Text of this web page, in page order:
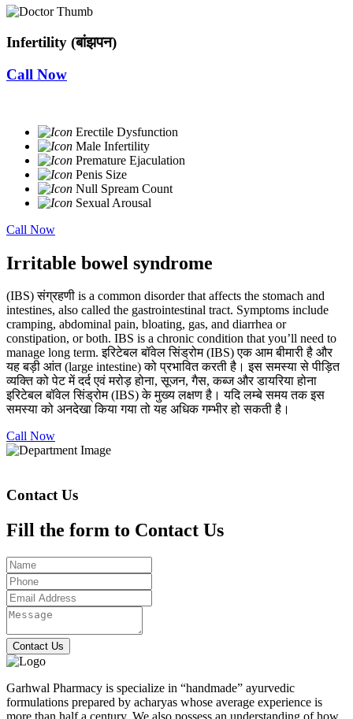
Infertility (बांझपन)
Call Now
Erectile Dysfunction
Male Infertility
Premature Ejaculation
Penis Size
Null Spream Count
Sexual Arousal
Call Now
Irritable bowel syndrome
(IBS) संग्रहणी is a common disorder that affects the stomach and
intestines, also called the gastrointestinal tract. Symptoms include
cramping, abdominal pain, bloating, gas, and diarrhea or
constipation, or both. IBS is a chronic condition that you’ll need to
manage long term. इरिटेबल बॉवेल सिंड्रोम (IBS) एक आम बीमारी है और
यह बड़ी आंत (large intestine) को प्रभावित करती है। इस समस्या से पीड़ित
व्यक्ति को पेट में दर्द एवं मरोड़ होना, सूजन, गैस, कब्ज और डायरिया होना
इरिटेबल बॉवेल सिंड्रोम (IBS) के मुख्य लक्षण है। यदि लम्बे समय तक इस
समस्या को अनदेखा किया गया तो यह अधिक गम्भीर हो सकती है।
Call Now
Contact Us
Fill the form to Contact Us
Contact Us
Garhwal Pharmacy is specialize in “handmade” ayurvedic
formulations prepared by acharyas whose average experience is
more than half a century. We also possess an understanding of how